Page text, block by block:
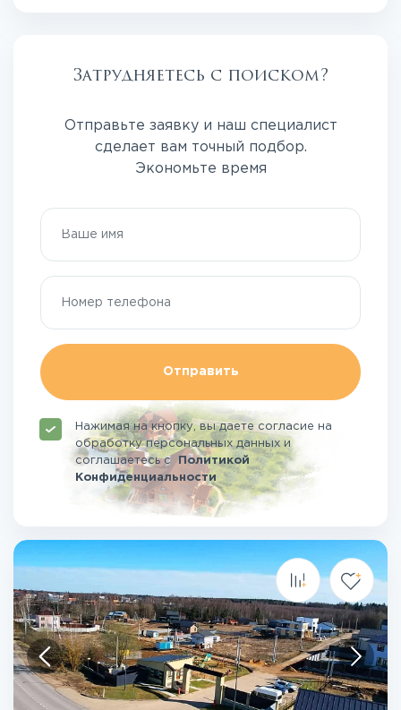
Затрудняетесь с поиском?
Отправьте заявку и наш специалист
сделает вам точный подбор.
Экономьте время
Отправить
Нажимая на кнопку, вы даете согласие на
обработку персональных данных и
соглашаетесьсПолитикой
Конфиденциальности